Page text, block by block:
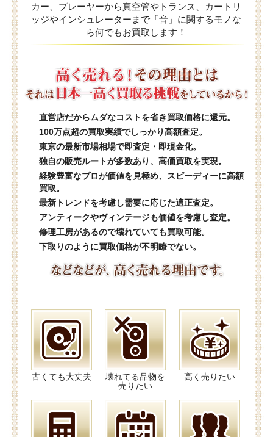
カー、プレーヤーから真空管やトランス、カートリ
ッジやインシュレーターまで「音」に関するモノな
ら何でもお買取します！
直営店だからムダなコストを省き買取価格に還元。
100万点超の買取実績でしっかり高額査定。
東京の最新市場相場で即査定・即現金化。
独自の販売ルートが多数あり、高価買取を実現。
経験豊富なプロが価値を見極め、スピーディーに高額
買取。
最新トレンドを考慮し需要に応じた適正査定。
アンティークやヴィンテージも価値を考慮し査定。
修理工房があるので壊れていても買取可能。
下取りのように買取価格が不明瞭でない。
古くても大丈夫
壊れてる品物を
売りたい
高く売りたい